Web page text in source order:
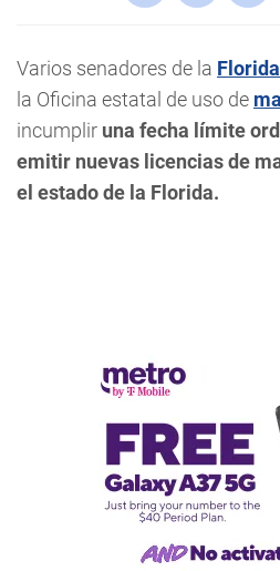
Varios senadores de la Florida
la Oficina estatal de uso de
incumplir una fecha límite
emitir nuevas licencias de
el estado de la Florida.